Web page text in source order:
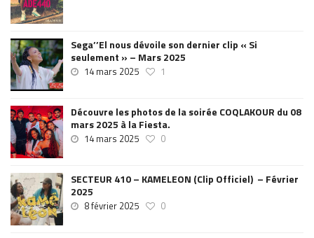
Sega’’El nous dévoile son dernier clip « Si
seulement » – Mars 2025
14 mars 2025 1
Découvre les photos de la soirée COQLAKOUR du 08
mars 2025 à la Fiesta.
14 mars 2025 0
SECTEUR 410 – KAMELEON (Clip Officiel) – Février
2025
8 février 2025 0